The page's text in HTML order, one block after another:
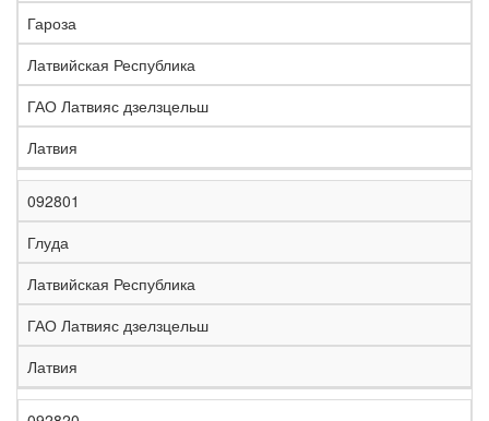
Гароза
Латвийская Республика
ГАО Латвияс дзелзцельш
Латвия
092801
Глуда
Латвийская Республика
ГАО Латвияс дзелзцельш
Латвия